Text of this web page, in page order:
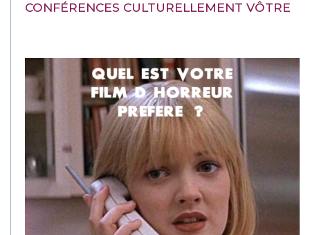
CONFÉRENCES CULTURELLEMENT VÔTRE